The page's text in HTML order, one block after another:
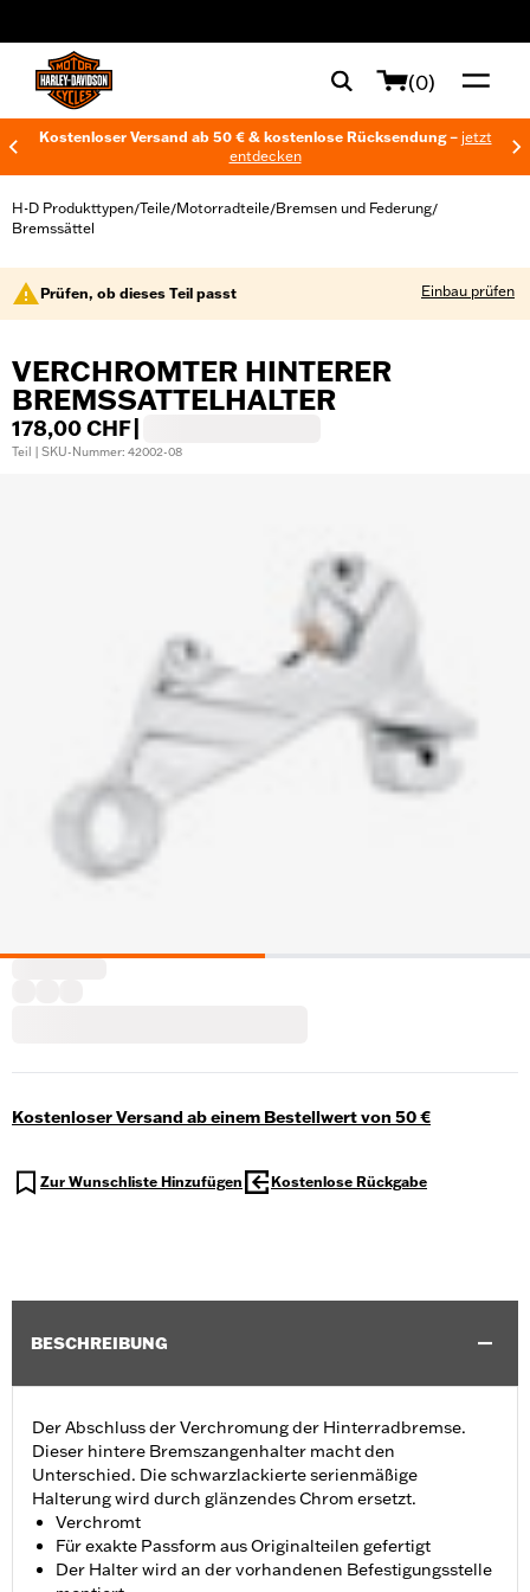
(0)
Kostenloser Versand ab 50 € & kostenlose Rücksendung – jetzt
entdecken
H-D Produkttypen/Teile/Motorradteile/Bremsen und Federung/
Bremssättel
Prüfen, ob dieses Teil passt Einbau prüfen
VERCHROMTER HINTERER
BREMSSATTELHALTER
178,00 CHF
Teil | SKU-Nummer: 42002-08
Kostenloser Versand ab einem Bestellwert von 50 €
Zur Wunschliste Hinzufügen Kostenlose Rückgabe
BESCHREIBUNG
Der Abschluss der Verchromung der Hinterradbremse.
Dieser hintere Bremszangenhalter macht den
Unterschied. Die schwarzlackierte serienmäßige
Halterung wird durch glänzendes Chrom ersetzt.
Verchromt
Für exakte Passform aus Originalteilen gefertigt
Der Halter wird an der vorhandenen Befestigungsstelle